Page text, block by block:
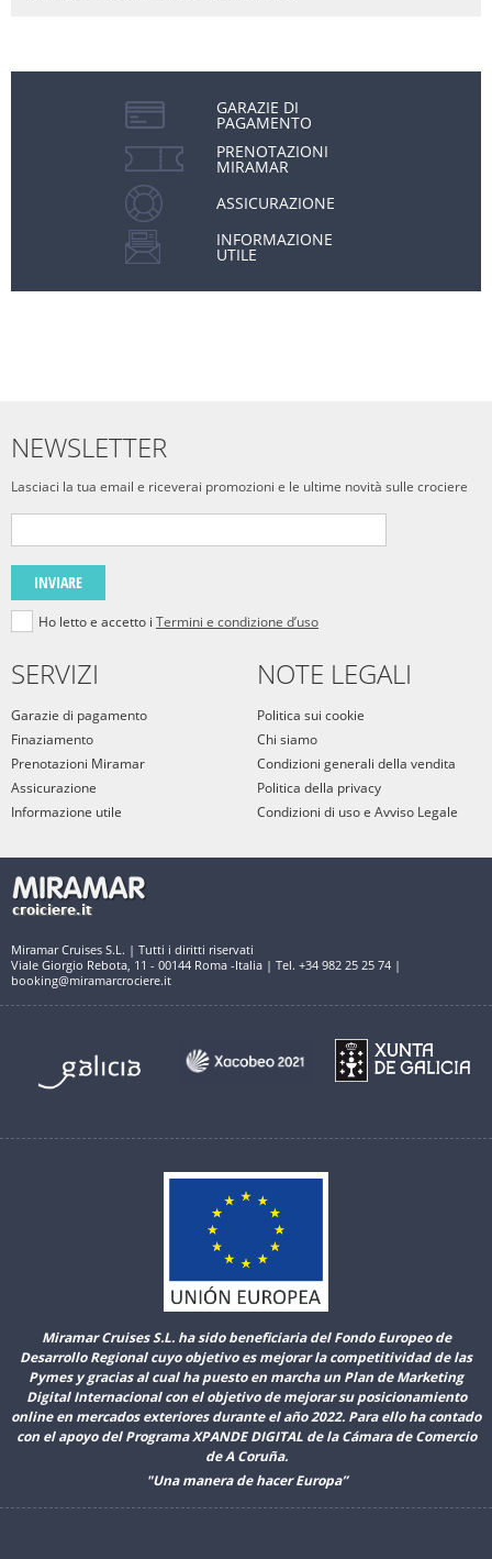
GARAZIE DI
PAGAMENTO
PRENOTAZIONI
MIRAMAR
ASSICURAZIONE
INFORMAZIONE
UTILE
NEWSLETTER
Lasciaci la tua email e riceverai promozioni e le ultime novità sulle crociere
INVIARE
Ho letto e accetto i Termini e condizione d’uso
SERVIZI
Garazie di pagamento
Finaziamento
Prenotazioni Miramar
Assicurazione
Informazione utile
NOTE LEGALI
Politica sui cookie
Chi siamo
Condizioni generali della vendita
Politica della privacy
Condizioni di uso e Avviso Legale
Miramar Cruises S.L. | Tutti i diritti riservati
Viale Giorgio Rebota, 11 - 00144 Roma -Italia | Tel. +34 982 25 25 74 |
booking@miramarcrociere.it
Miramar Cruises S.L. ha sido beneficiaria del Fondo Europeo de
Desarrollo Regional cuyo objetivo es mejorar la competitividad de las
Pymes y gracias al cual ha puesto en marcha un Plan de Marketing
Digital Internacional con el objetivo de mejorar su posicionamiento
online en mercados exteriores durante el año 2022. Para ello ha contado
con el apoyo del Programa XPANDE DIGITAL de la Cámara de Comercio
de A Coruña.
"Una manera de hacer Europa”